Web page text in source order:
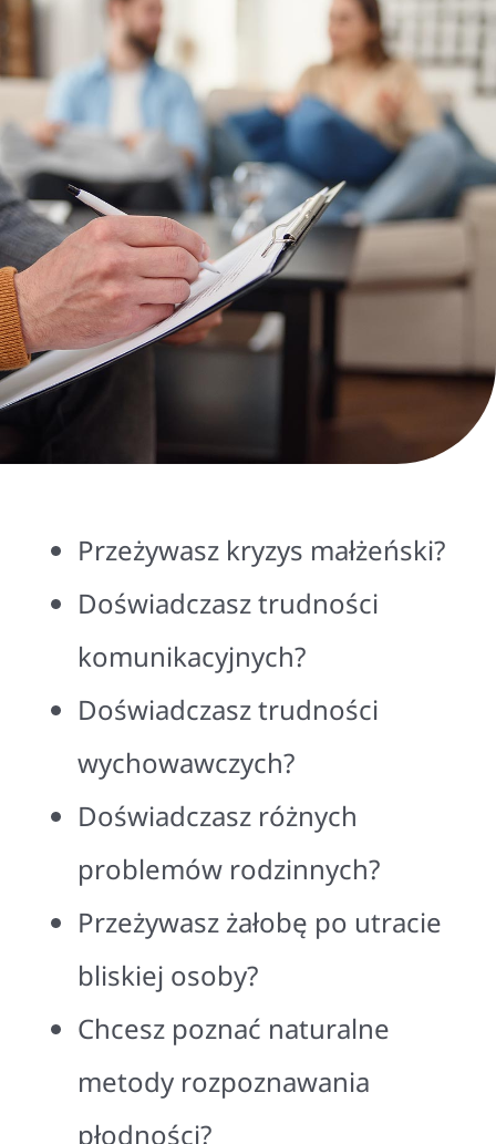
Przeżywasz kryzys małżeński?
Doświadczasz trudności
komunikacyjnych?
Doświadczasz trudności
wychowawczych?
Doświadczasz różnych
problemów rodzinnych?
Przeżywasz żałobę po utracie
bliskiej osoby?
Chcesz poznać naturalne
metody rozpoznawania
płodności?